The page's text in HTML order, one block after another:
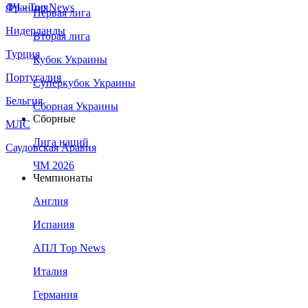
Франция
Нидерланды
Турция
Португалия
Бельгия
МЛС
Саудовская Аравия
ЛЧ - Top News
Первая лига
Вторая лига
Кубок Украины
Суперкубок Украины
Сборная Украины
Сборные
Лига наций
ЧМ 2026
Чемпионаты
Англия
Испания
АПЛ Top News
Италия
Германия